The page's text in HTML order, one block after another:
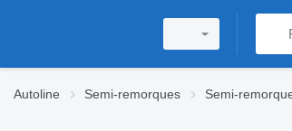
Autoline Semi-remorques Semi-